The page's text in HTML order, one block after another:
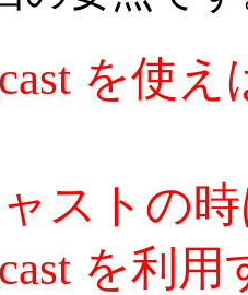
を使
ストの
を利